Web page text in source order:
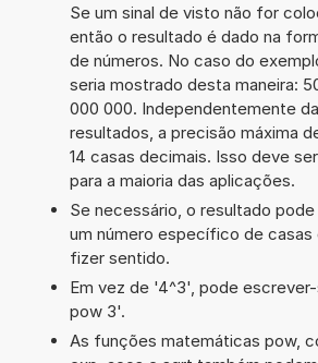
Se um sinal de visto não for
então o resultado é dado na
de números. No caso do
seria mostrado desta maneira:
000 000. Independentemente
resultados, a precisão máxima
14 casas decimais. Isso deve
para a maioria das aplicações.
Se necessário, o resultado
um número específico de
fizer sentido.
Em vez de '4^3', pode
pow 3'.
As funções matemáticas pow,